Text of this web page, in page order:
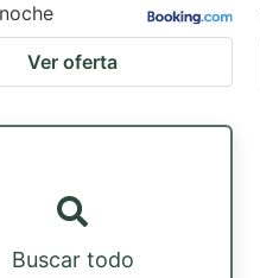
Ver oferta
Buscar todo